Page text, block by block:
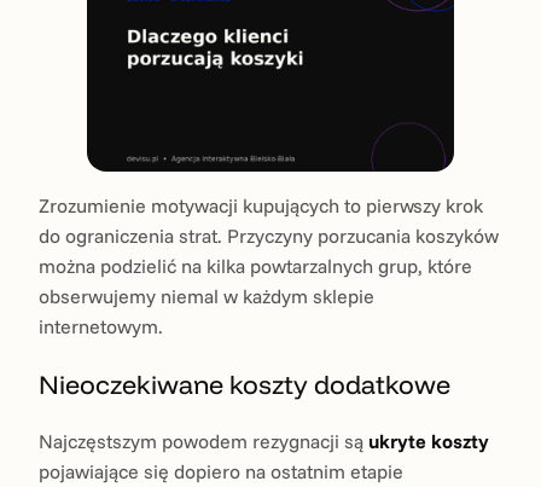
Zrozumienie motywacji kupujących to pierwszy krok
do ograniczenia strat. Przyczyny porzucania koszyków
można podzielić na kilka powtarzalnych grup, które
obserwujemy niemal w każdym sklepie
internetowym.
Nieoczekiwane koszty dodatkowe
Najczęstszym powodem rezygnacji są ukryte koszty
pojawiające się dopiero na ostatnim etapie